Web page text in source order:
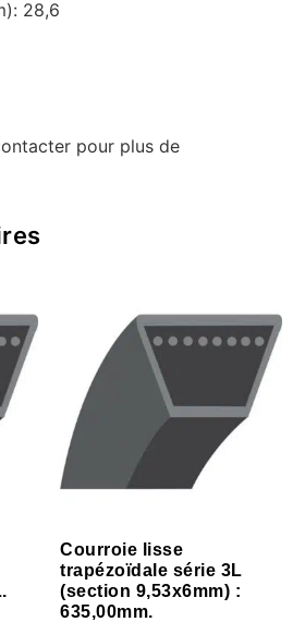
28,6
pour plus de
Courroie lisse
trapézoïdale série 3L
(section 9,53x6mm) :
635,00mm.